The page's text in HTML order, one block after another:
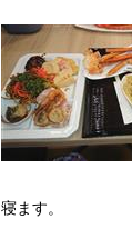
寝ます。